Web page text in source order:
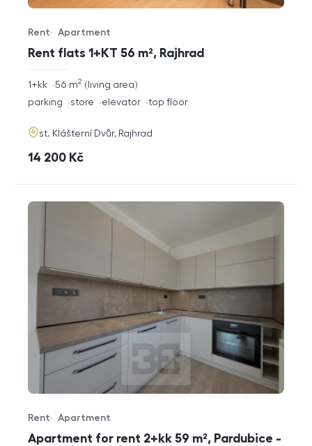
Rent flats 1+KT 56 m², Rajhrad
Offer type
Rent
Property type
Apartment
rozměry
disposition
1+kk living area
56 m2
funkce
parking store elevator top floor
adresa
st. Klášterní Dvůr, Rajhrad
cena
14 200 Kč
Apartment for rent 2+kk 59 m², Pardubice -
Offer type
Rent
Property type
Apartment